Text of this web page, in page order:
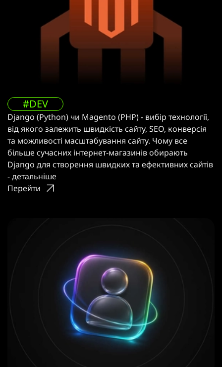
#DEV
Django (Python) чи Magento (PHP) - вибір технології,
від якого залежить швидкість сайту, SEO, конверсія
та можливості масштабування сайту. Чому все
більше сучасних інтернет-магазинів обирають
Django для створення швидких та ефективних сайтів
- детальніше
Перейти